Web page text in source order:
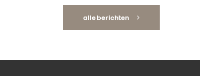
alle berichten